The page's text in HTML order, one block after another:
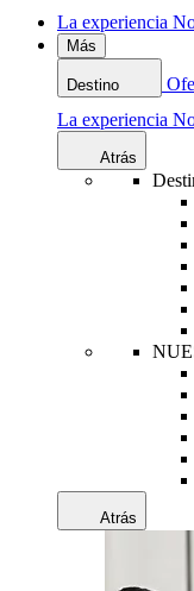
La experiencia
Más
Destino
La experiencia
Atrás
Atrás